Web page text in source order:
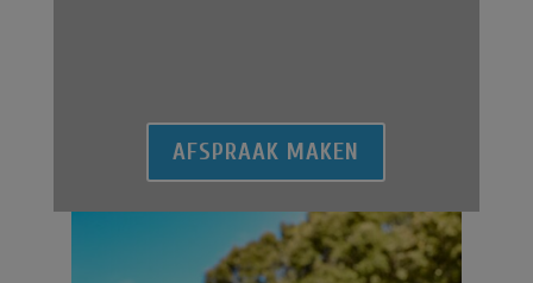
AFSPRAAK MAKEN